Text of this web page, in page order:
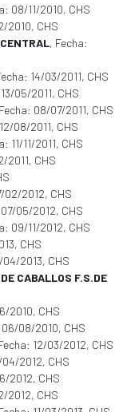
08/11/2010, CHS
2010, CHS
, Fecha:
14/03/2011, CHS
05/2011, CHS
08/07/2011, CHS
08/2011, CHS
11/11/2011, CHS
2011, CHS
02/2012, CHS
05/2012, CHS
09/11/2012, CHS
CHS
2013, CHS
CABALLOS F.S.DE
2010, CHS
06/08/2010, CHS
12/03/2012, CHS
04/2012, CHS
2012, CHS
2012, CHS